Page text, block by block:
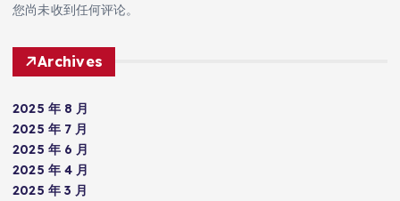
您尚未收到任何评论。
Archives
2025 年 8 月
2025 年 7 月
2025 年 6 月
2025 年 4 月
2025 年 3 月